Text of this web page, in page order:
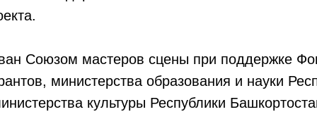
Союзом мастеров сцены при поддержке
министерства образования и науки
культуры Республики